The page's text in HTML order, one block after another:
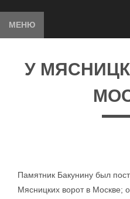
МЕНЮ
У
Памятник Бакунину был
Мясницких ворот в Москве;